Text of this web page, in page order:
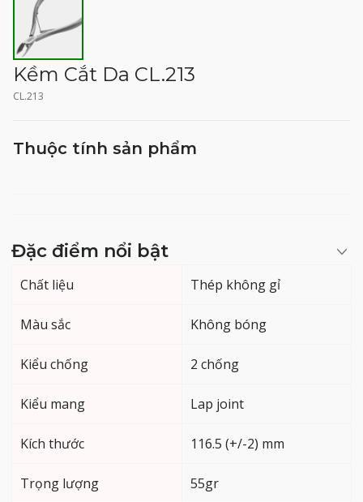
Kềm Cắt Da CL.213
CL.213
Thuộc tính sản phẩm
Đặc điểm nổi bật
Chất liệu Thép không gỉ
Màu sắc Không bóng
Kiểu chống 2 chống
Kiểu mang Lap joint
Kích thước 116.5 (+/-2) mm
Trọng lượng 55gr